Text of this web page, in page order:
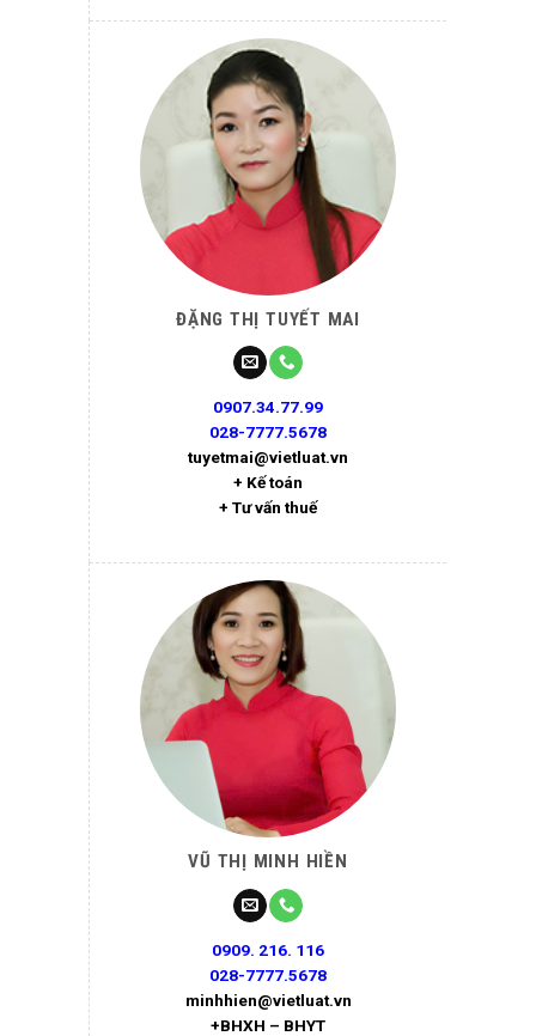
ĐẶNG THỊ TUYẾT MAI
0907.34.77.99
028-7777.5678
tuyetmai@vietluat.vn
+ Kế toán
+ Tư vấn thuế
VŨ THỊ MINH HIỀN
0909. 216. 116
028-7777.5678
minhhien@vietluat.vn
+BHXH – BHYT